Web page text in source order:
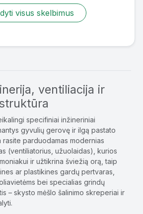
visus skelbimus
ventiliacija ir
specifiniai inžineriniai
gyvulių gerovę ir ilgą pastato
rasite parduodamas modernias
(ventiliatorius, užuolaidas), kurios
ir užtikrina šviežią orą, taip
ar plastikines gardų pertvaras,
bei specialias grindų
– skysto mėšlo šalinimo skreperiai ir